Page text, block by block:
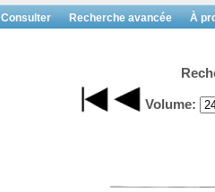
Consulter Recherche avancée À
Volume: